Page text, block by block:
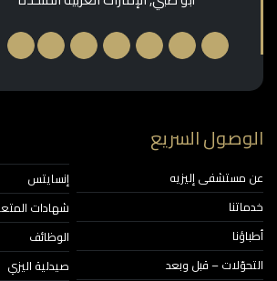
السريع
إليزيه
– قبل وبعد
إنسايتس
شهادات المتعاملين
الوظائف
صيدلية اليزي